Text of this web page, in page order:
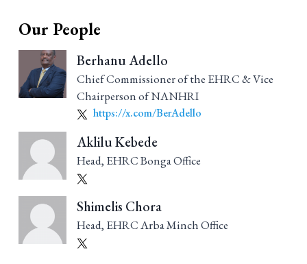
Our People
Berhanu Adello
Chief Commissioner of the EHRC & Vice
Chairperson of NANHRI
https://x.com/BerAdello
Aklilu Kebede
Head, EHRC Bonga Office
Shimelis Chora
Head, EHRC Arba Minch Office